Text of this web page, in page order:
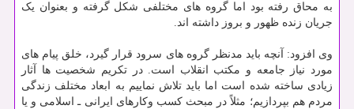
به محاق رفته بود اما گروه های مختلفی شکل گرفته و بعنوان یک
جریان زنده ظهور و بروز داشته اند.
وی افزود: آنچه باید مدنظر گروه های سرود قرار گیرد، خلق پیام های
مورد نیاز جامعه و مکتب انقلاب است. در تکریم شخصیت ها آثار
زیادی ساخته شده است اما باید تلاش نماییم به ابعاد مختلف زندگی
مردم هم بپردازیم؛ مثلاً در مبحث کسب وکارهای ایرانی ـ اسلامی و یا